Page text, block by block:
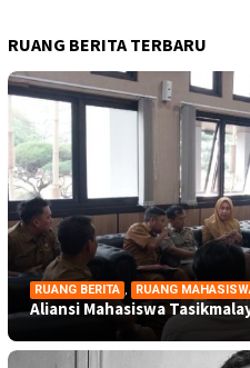
RUANG BERITA TERBARU
RUANG BERITA , RUANG
Aliansi Mahasiswa